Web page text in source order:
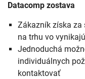
Datacomp zostava
Zákazník získa za
na trhu vo
Jednoduchá
individuálnych
kontaktovať